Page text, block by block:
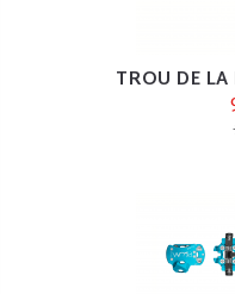
TROU DE